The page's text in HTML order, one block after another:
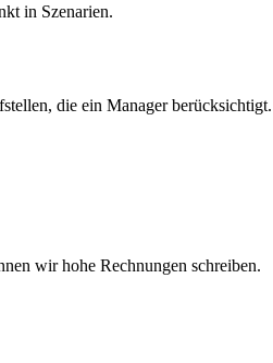
in Szenarien.
die ein Manager
wir hohe Rechnungen schreiben.